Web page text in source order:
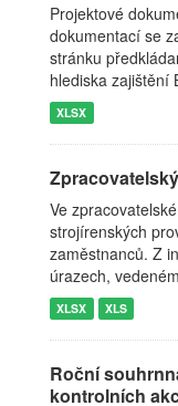
Projektové
dokumentací se
stránku
hlediska zajištění
XLSX
Ve
strojírenských
zaměstnanců. Z
úrazech,
XLSX XLS
Roční
kontrolních